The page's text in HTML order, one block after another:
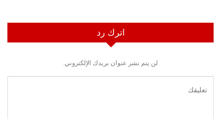
اترك رد
لن يتم نشر عنوان بريدك الإلكتروني.